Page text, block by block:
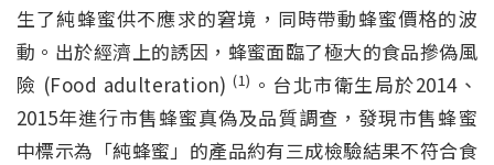
生了純蜂蜜供不應求的窘境，同時帶動蜂蜜價格的波
動。出於經濟上的誘因，蜂蜜面臨了極大的食品摻偽風
險 (Food adulteration)(1) 。台北市衛生局於2014、
2015年進行市售蜂蜜真偽及品質調查，發現市售蜂蜜
中標示為「純蜂蜜」的產品約有三成檢驗結果不符合食